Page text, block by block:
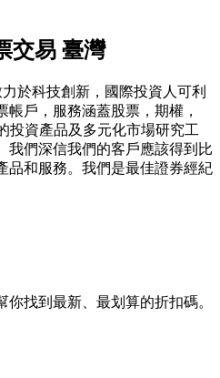
交易 臺灣
力於科技創新，國際投資人可利
帳戶，服務涵蓋股票，期權，
投資產品及多元化市場研究工
我們深信我們的客戶應該得到比
品和服務。我們是最佳證券經紀
找到最新、最划算的折扣碼。